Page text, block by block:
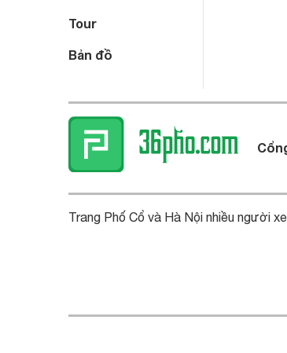
Tour
Bản đồ
Trang Phố Cổ và Hà Nội nhiều người